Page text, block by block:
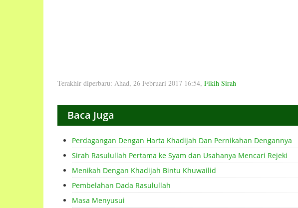
Terakhir diperbaru: Ahad, 26 Februari 2017 16:54, Fikih Sirah
Baca Juga
Perdagangan Dengan Harta Khadijah Dan Pernikahan Dengannya
Sirah Rasulullah Pertama ke Syam dan Usahanya Mencari Rejeki
Menikah Dengan Khadijah Bintu Khuwailid
Pembelahan Dada Rasulullah
Masa Menyusui